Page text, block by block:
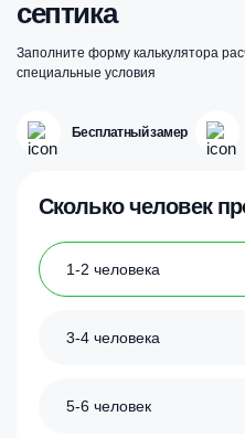
странице
септика
Заполните форму калькулятора
специальные условия
Бесплатный замер
Сколько человек
1-2 человека
3-4 человека
5-6 человек